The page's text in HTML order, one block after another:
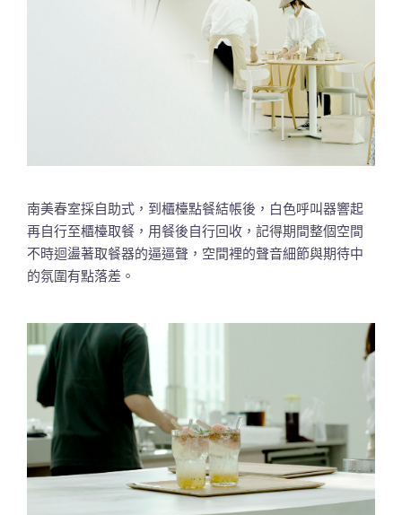
南美春室採自助式，到櫃檯點餐結帳後，白色呼叫器響起
再自行至櫃檯取餐，用餐後自行回收，記得期間整個空間
不時迴盪著取餐器的逼逼聲，空間裡的聲音細節與期待中
的氛圍有點落差。